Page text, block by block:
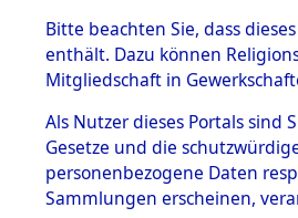
BESTÄNDE
1.
mente
5. Verschiedenes
5.3
Todesmärsche
Bitte beachten Sie, dass
enthält. Dazu können
Mitgliedschaft in
Als Nutzer dieses Portals sind
Gesetze und die
personenbezogene Daten
Sammlungen erscheinen,